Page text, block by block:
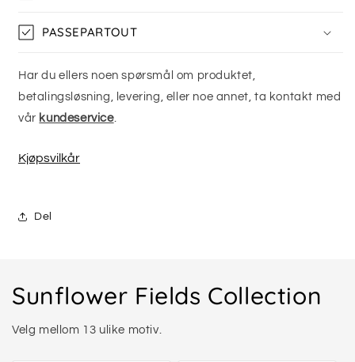
PASSEPARTOUT
Har du ellers noen spørsmål om produktet,
betalingsløsning, levering, eller noe annet, ta kontakt med
vår kundeservice.
Kjøpsvilkår
Del
Sunflower Fields Collection
Velg mellom 13 ulike motiv.